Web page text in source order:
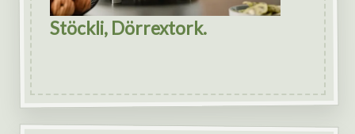
Stöckli, Dörrextork.